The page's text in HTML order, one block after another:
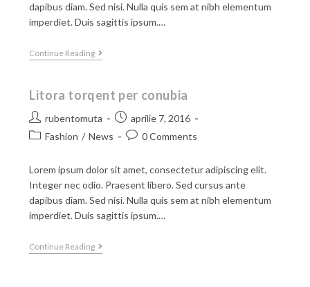
dapibus diam. Sed nisi. Nulla quis sem at nibh elementum
imperdiet. Duis sagittis ipsum.…
Continue Reading
Litora torqent per conubia
rubentomuta
aprilie 7, 2016
Fashion / News 0 Comments
Lorem ipsum dolor sit amet, consectetur adipiscing elit.
Integer nec odio. Praesent libero. Sed cursus ante
dapibus diam. Sed nisi. Nulla quis sem at nibh elementum
imperdiet. Duis sagittis ipsum.…
Continue Reading